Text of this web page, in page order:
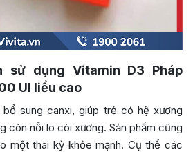
sử dụng Vitamin D3 Pháp
UI liều cao
sung canxi, giúp trẻ có hệ xương
còn nỗi lo còi xương. Sản phẩm cũng
một thai kỳ khỏe mạnh. Cụ thể các